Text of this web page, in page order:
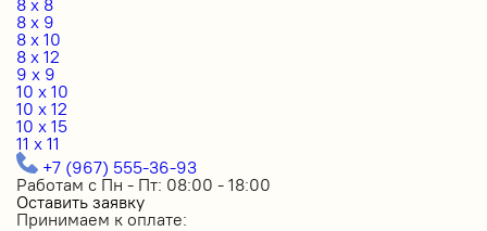
8 x 9
8 x 10
8 x 12
9 x 9
10 x 10
10 x 12
10 x 15
11 x 11
+7 (967) 555-36-93
Работам с Пн - Пт: 08:00 - 18:00
Оставить заявку
Принимаем к оплате: